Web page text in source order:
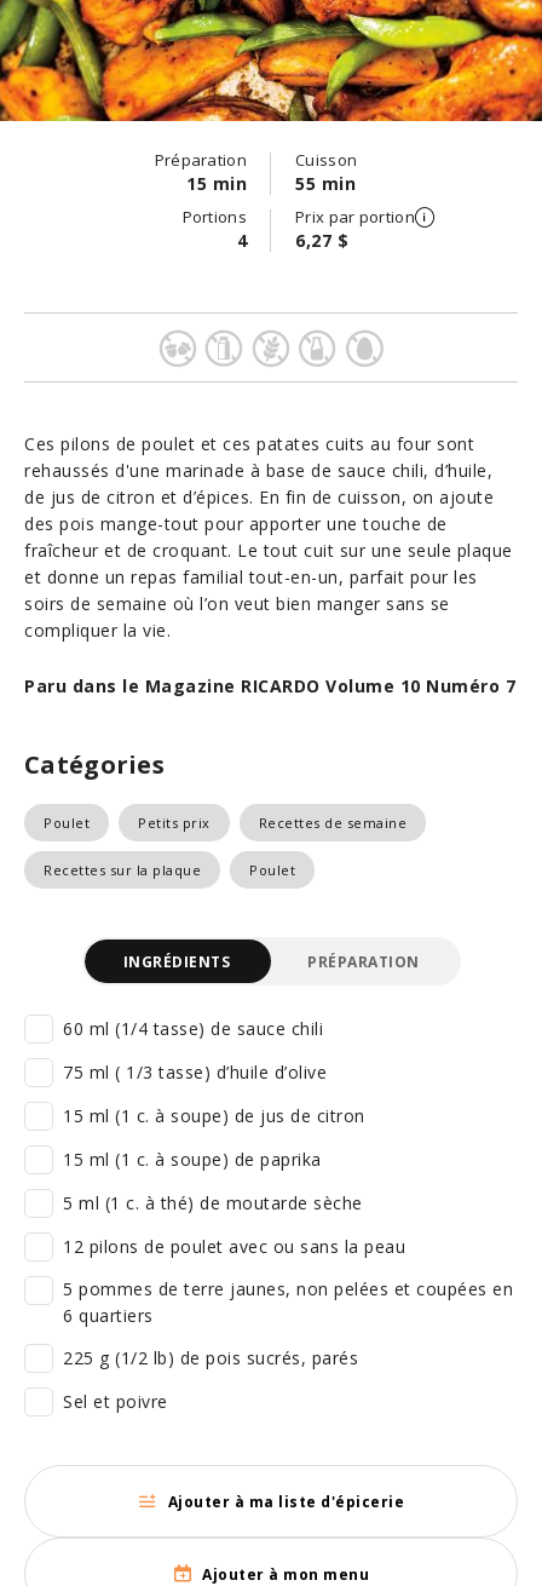
Préparation
15 min
Cuisson
55 min
Portions
4
Prix par portion
6,27 $
Ces pilons de poulet et ces patates cuits au four sont
rehaussés d'une marinade à base de sauce chili, d’huile,
de jus de citron et d’épices. En fin de cuisson, on ajoute
des pois mange-tout pour apporter une touche de
fraîcheur et de croquant. Le tout cuit sur une seule plaque
et donne un repas familial tout-en-un, parfait pour les
soirs de semaine où l’on veut bien manger sans se
compliquer la vie.
Paru dans le Magazine RICARDO Volume 10 Numéro 7
Catégories
Poulet Petits prix Recettes de semaine
Recettes sur la plaque Poulet
INGRÉDIENTS PRÉPARATION
60 ml (1/4 tasse) de sauce chili
75 ml ( 1/3 tasse) d’huile d’olive
15 ml (1 c. à soupe) de jus de citron
15 ml (1 c. à soupe) de paprika
5 ml (1 c. à thé) de moutarde sèche
12 pilons de poulet avec ou sans la peau
5 pommes de terre jaunes, non pelées et coupées en
6 quartiers
225 g (1/2 lb) de pois sucrés, parés
Sel et poivre
Ajouter à ma liste d'épicerie
Ajouter à mon menu